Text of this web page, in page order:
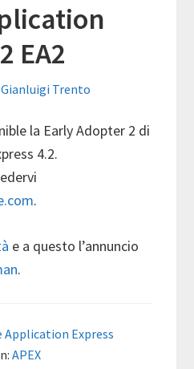
EA2
Gianluigi Trento
la Early Adopter 2 di
4.2.
.
e a questo l’annuncio
.
Application Express
APEX